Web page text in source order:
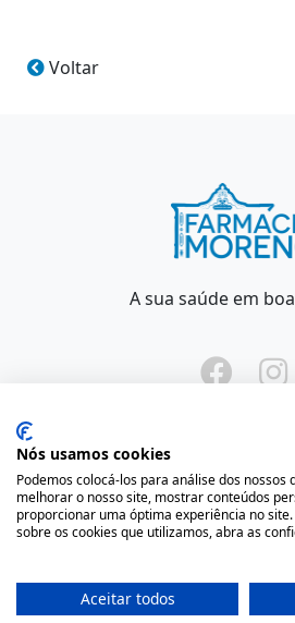
Voltar
A sua saúde em
Onde Estamos
Nós usamos cookies
Podemos colocá-los para análise dos nossos
melhorar o nosso site, mostrar conteúdos
proporcionar uma óptima experiência no
sobre os cookies que utilizamos, abra as
Aceitar todos